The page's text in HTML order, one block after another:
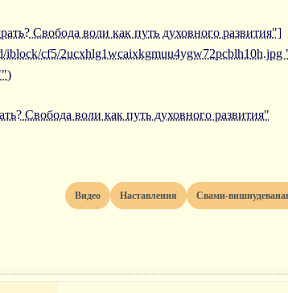
Свобода воли как путь духовного развития"]
iblock/cf5/2ucxhlg1wcaixkgmuu4ygw72pcblh10h.jpg
Свобода воли как путь духовного развития"
Видео Наставления Свами-